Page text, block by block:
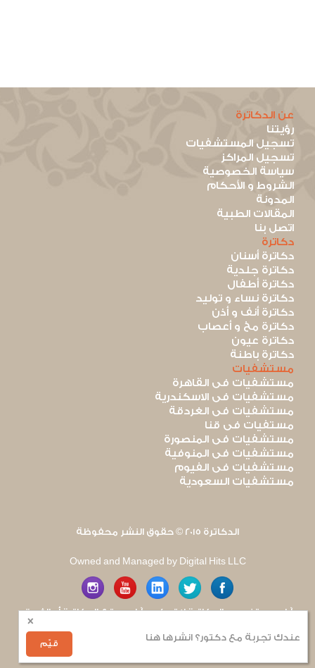
×
قيّم
عندك تجربة مع دكتور؟ انشرها هنا
عن الدكاترة
رؤيتنا
تسجيل المستشفيات
تسجيل المراكز
سياسة الخصوصية
الشروط و الأحكام
المدونة
المقالات الطبية
اتصل بنا
دكاترة
دكاترة أسنان
دكاترة جلدية
دكاترة أطفال
دكاترة نساء و توليد
دكاترة أنف و أذن
دكاترة مخ و أعصاب
دكاترة عيون
دكاترة باطنة
مستشفيات
مستشفيات فى القاهرة
مستشفيات فى الاسكندرية
مستشفيات فى الغردقة
مستفيات فى قنا
مستشفيات فى المنصورة
مستشفيات فى المنوفية
مستشفيات فى الفيوم
مستشفيات السعودية
الدكاترة 2015 © حقوق النشر محفوظة
Owned and Managed by Digital Hits LLC
آراء مستخدمى الدكاترة لا تعكس آراء موقع الدكاترة أو الفريق
العامل به. يتم بذل قصارى الجهد لضمان منع نشر أى اساءة أو
هجوم شخصى.للإبلاغ عن أى إساءة